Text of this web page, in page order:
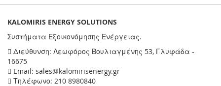
KALOMIRIS ENERGY SOLUTIONS
Συστήματα Εξοικονόμησης Ενέργειας.
Διεύθυνση: Λεωφόρος Βουλιαγμένης 53, Γλυφάδα -
16675
Email: sales@kalomirisenergy.gr
Τηλέφωνο: 210 8980840